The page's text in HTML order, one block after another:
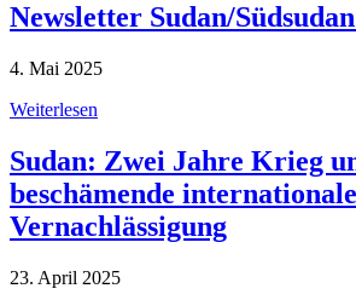
Newsletter Sudan/
4. Mai 2025
Weiterlesen
Sudan: Zwei Jahre Krieg
beschämende internationale
Vernachlässigung
23. April 2025